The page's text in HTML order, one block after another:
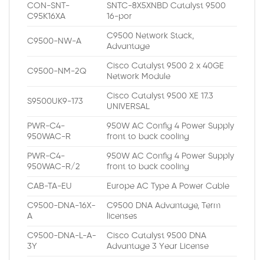
CON-SNT-
C95K16XA
SNTC-8X5XNBD Catalyst 9500
16-por
C9500-NW-A
C9500 Network Stack,
Advantage
C9500-NM-2Q
Cisco Catalyst 9500 2 x 40GE
Network Module
S9500UK9-173
Cisco Catalyst 9500 XE 17.3
UNIVERSAL
PWR-C4-
950WAC-R
950W AC Config 4 Power Supply
front to back cooling
PWR-C4-
950WAC-R/2
950W AC Config 4 Power Supply
front to back cooling
CAB-TA-EU Europe AC Type A Power Cable
C9500-DNA-16X-
A
C9500 DNA Advantage, Term
licenses
C9500-DNA-L-A-
3Y
Cisco Catalyst 9500 DNA
Advantage 3 Year License